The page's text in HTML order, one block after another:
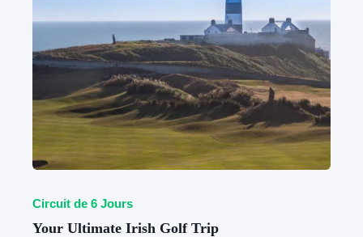
Circuit de 6 Jours
Your Ultimate Irish Golf Trip